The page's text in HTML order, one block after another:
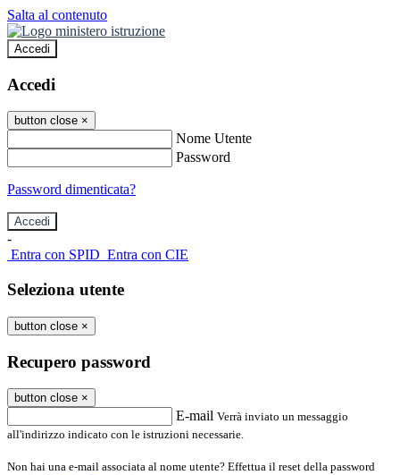
Salta al contenuto
Accedi
Accedi
button close ×
Nome Utente
Password
Password dimenticata?
-
Entra con SPID Entra con CIE
Seleziona utente
button close ×
Recupero password
button close ×
E-mail Verrà inviato un messaggio
all'indirizzo indicato con le istruzioni necessarie.
Non hai una e-mail associata al nome utente? Effettua il reset della password